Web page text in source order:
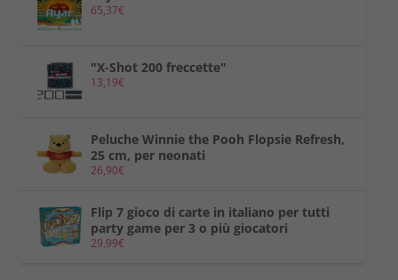
65,37€
"X-Shot 200 freccette"
13,19€
Peluche Winnie the Pooh Flopsie Refresh,
25 cm, per neonati
26,90€
Flip 7 gioco di carte in italiano per tutti
party game per 3 o più giocatori
29,99€